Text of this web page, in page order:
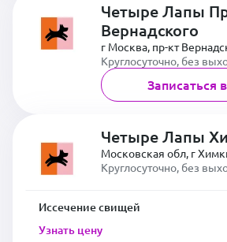
Четыре Лапы
Вернадского
г Москва, пр-кт
Круглосуточно, без
Записаться
Четыре Лапы
Московская обл, г
Круглосуточно, без
Иссечение свищей
Узнать цену